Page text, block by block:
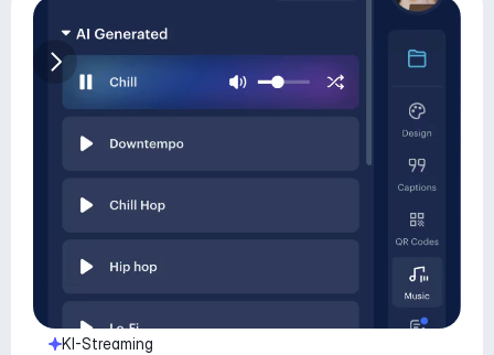
KI-Streaming